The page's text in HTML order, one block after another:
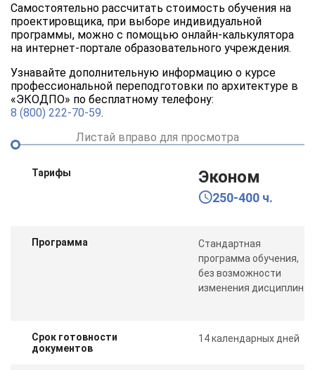
Самостоятельно рассчитать стоимость обучения на
проектировщика, при выборе индивидуальной
программы, можно с помощью онлайн-калькулятора
на интернет-портале образовательного учреждения.
Узнавайте дополнительную информацию о курсе
профессиональной переподготовки по архитектуре в
«ЭКОДПО» по бесплатному телефону:
8 (800) 222-70-59.
Листай вправо для просмотра
Тарифы Эконом
250-400 ч.
Программа
Стандартная
программа обучения,
без возможности
изменения дисциплин
Срок готовности
документов
14 календарных дней